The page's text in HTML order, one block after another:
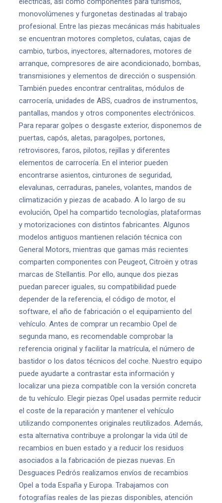
monovolúmenes y furgonetas destinadas al trabajo
profesional. Entre las piezas mecánicas más habituales
se encuentran motores completos, culatas, cajas de
cambio, turbos, inyectores, alternadores, motores de
arranque, compresores de aire acondicionado, bombas,
transmisiones y elementos de dirección o suspensión.
También puedes encontrar centralitas, módulos de
carrocería, unidades de ABS, cuadros de instrumentos,
pantallas, mandos y otros componentes electrónicos.
Para reparar golpes o desgaste exterior, disponemos de
puertas, capós, aletas, paragolpes, portones,
retrovisores, faros, pilotos, rejillas y diferentes
elementos de carrocería. En el interior pueden
encontrarse asientos, cinturones de seguridad,
elevalunas, cerraduras, paneles, volantes, mandos de
climatización y piezas de acabado. A lo largo de su
evolución, Opel ha compartido tecnologías, plataformas
y motorizaciones con distintos fabricantes. Algunos
modelos antiguos mantienen relación técnica con
General Motors, mientras que gamas más recientes
comparten componentes con Peugeot, Citroën y otras
marcas de Stellantis. Por ello, aunque dos piezas
puedan parecer iguales, su compatibilidad puede
depender de la referencia, el código de motor, el
software, el año de fabricación o el equipamiento del
vehículo. Antes de comprar un recambio Opel de
segunda mano, es recomendable comprobar la
referencia original y facilitar la matrícula, el número de
bastidor o los datos técnicos del coche. Nuestro equipo
puede ayudarte a contrastar esta información y
localizar una pieza compatible con la versión concreta
de tu vehículo. Elegir piezas Opel usadas permite reducir
el coste de la reparación y mantener el vehículo
utilizando componentes originales reutilizados. Además,
esta alternativa contribuye a prolongar la vida útil de
recambios en buen estado y a reducir los residuos
asociados a la fabricación de piezas nuevas. En
Desguaces Pedrós realizamos envíos de recambios
Opel a toda España y Europa. Trabajamos con
fotografías reales de las piezas disponibles, atención